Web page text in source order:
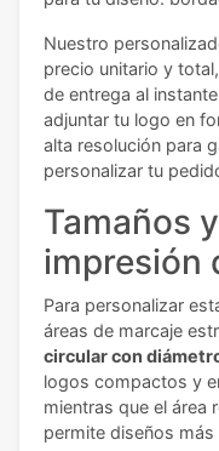
Nuestro
precio unitario y
de entrega al
adjuntar tu logo en
alta resolución para
personalizar tu
Tamaños
impresión
Para personalizar
áreas de marcaje
circular con
logos compactos y
mientras que el área
permite diseños